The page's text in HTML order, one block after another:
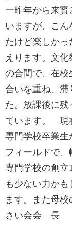
一昨年から来賓
いますが、こ
たけど楽しか
えります。文
の合間で、在校
合いを重ね、滞
た。放課後に
ています。 現
専門学校卒業生
フィールドで
専門学校の創立
も少ない力か
ます。また母
さい会会 長